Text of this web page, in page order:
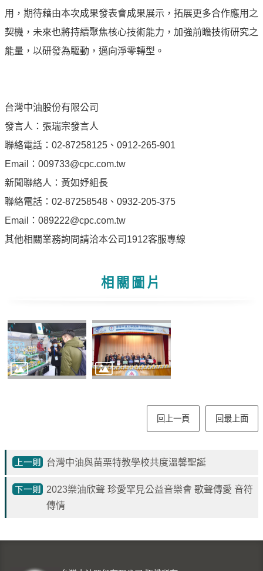
友
愛
油
懷
續
供
應
最
消
區
中
油
導
覽
意
箱
用，期待藉由本次成果發表會成果展示，拓展更多合作應用之
契機，未來也將持續聚焦核心技術能力，加強前瞻技術研究之
能量，以研發為驅動，邁向淨零轉型。
台灣中油股份有限公司
發言人：張瑞宗發言人
聯絡電話：02-87258125、0912-265-901
Email：009733@cpc.com.tw
新聞聯絡人：黃如妤組長
聯絡電話：02-87258548、0932-205-375
Email：089222@cpc.com.tw
其他相關業務詢問請洽本公司1912客服專線
相關圖片
回上一頁 回最上面
台灣中油與苗栗特教學校共度溫馨聖誕
2023樂油欣聲 珍愛罕見公益音樂會 歌聲傳愛 音符
傳情